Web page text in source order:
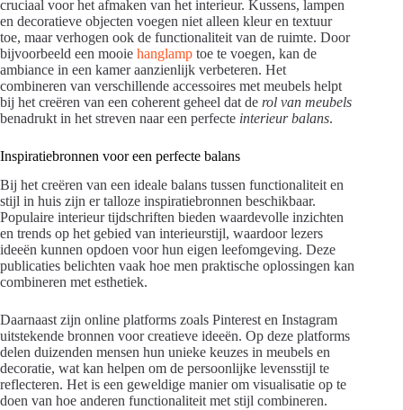
cruciaal voor het afmaken van het interieur. Kussens, lampen
en decoratieve objecten voegen niet alleen kleur en textuur
toe, maar verhogen ook de functionaliteit van de ruimte. Door
bijvoorbeeld een mooie hanglamp toe te voegen, kan de
ambiance in een kamer aanzienlijk verbeteren. Het
combineren van verschillende accessoires met meubels helpt
bij het creëren van een coherent geheel dat de rol van meubels
benadrukt in het streven naar een perfecte interieur balans.
Inspiratiebronnen voor een perfecte balans
Bij het creëren van een ideale balans tussen functionaliteit en
stijl in huis zijn er talloze inspiratiebronnen beschikbaar.
Populaire interieur tijdschriften bieden waardevolle inzichten
en trends op het gebied van interieurstijl, waardoor lezers
ideeën kunnen opdoen voor hun eigen leefomgeving. Deze
publicaties belichten vaak hoe men praktische oplossingen kan
combineren met esthetiek.
Daarnaast zijn online platforms zoals Pinterest en Instagram
uitstekende bronnen voor creatieve ideeën. Op deze platforms
delen duizenden mensen hun unieke keuzes in meubels en
decoratie, wat kan helpen om de persoonlijke levensstijl te
reflecteren. Het is een geweldige manier om visualisatie op te
doen van hoe anderen functionaliteit met stijl combineren.